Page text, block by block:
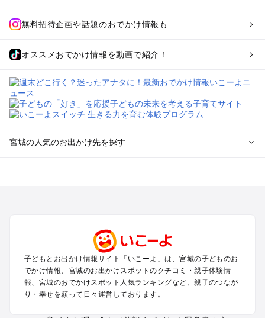
無料招待企画や話題のおでかけ情報も
オススメおでかけ情報を動画で紹介！
宮城の人気のお出かけ先を探す
蔵王・白石のプールお出かけ
石巻・気仙沼のプールお出かけ
栗原・登米のプールお出かけ
宮城の定番お出かけスポット
子どもとお出かけ情報サイト「いこーよ」は、宮城の子どものお
でかけ情報、宮城のお出かけスポットのクチコミ・親子体験情
報、宮城のおでかけスポット人気ランキングなど、親子のつなが
り・幸せを願って日々運営しております。